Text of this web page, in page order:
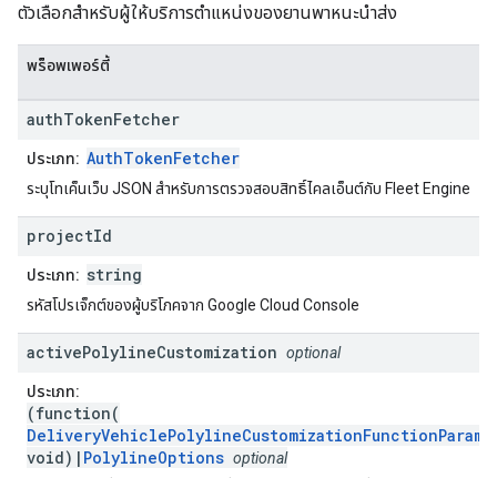
ตัวเลือกสำหรับผู้ให้บริการตำแหน่งของยานพาหนะนำส่ง
พร็อพเพอร์ตี้
authTokenFetcher
ประเภท: AuthTokenFetcher
ระบุโทเค็นเว็บ JSON สำหรับการตรวจสอบสิทธิ์ไคลเอ็นต์กับ Fleet Engine
projectId
ประเภท: string
รหัสโปรเจ็กต์ของผู้บริโภคจาก Google Cloud Console
activePolylineCustomization optional
ประเภท:
(function(
DeliveryVehiclePolylineCustomizationFunctionParams
void)| PolylineOptions optional